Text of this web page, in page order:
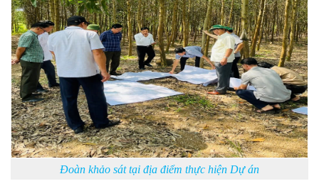
Đoàn khảo sát tại địa điểm thực hiện Dự án